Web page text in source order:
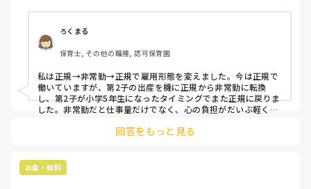
ろくまる
保育士, その他の職種, 認可保育園
私は正規→非常勤→正規で雇用形態を変えました。今は正規で
働いていますが、第2子の出産を機に正規から非常勤に転換
し、第2子が小学5年生になったタイミングでまた正規に戻りま
した。非常勤だと仕事量だけでなく、心の負担がだいぶ軽くな
私は夫がいるので収入面に関しては後ろ盾もあったのでよかっ
でも、私はあの頃非常勤とはいえ子育て大変でしたが、今とな
ればあの頃が1番充実してたし子ども優先にできてよかったと
回答をもっと見る
お金・給料